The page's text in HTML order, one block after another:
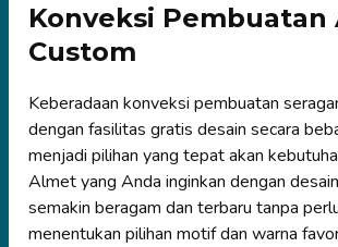
Konveksi Pembuatan
Custom
Keberadaan konveksi pembuatan
dengan fasilitas gratis desain secara
menjadi pilihan yang tepat akan
Almet yang Anda inginkan dengan
semakin beragam dan terbaru tanpa
menentukan pilihan motif dan warna